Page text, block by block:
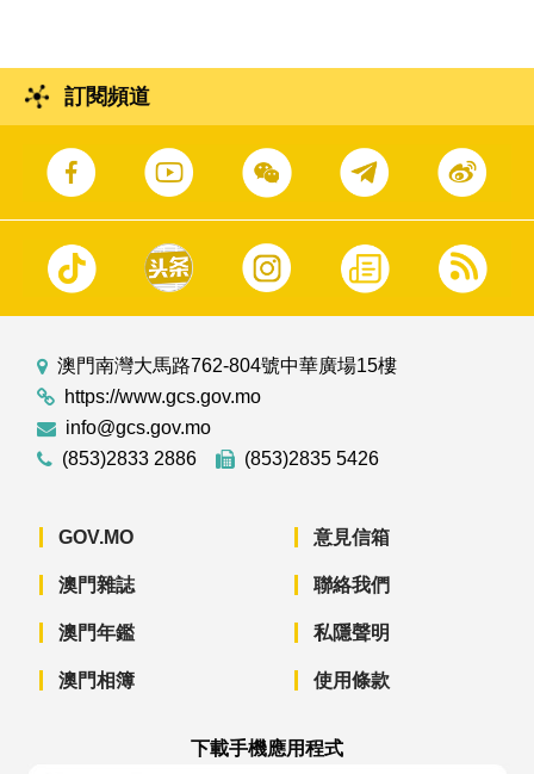
訂閱頻道
澳門南灣大馬路762-804號中華廣場15樓
https://www.gcs.gov.mo
info@gcs.gov.mo
(853)2833 2886
(853)2835 5426
GOV.MO
澳門雜誌
澳門年鑑
澳門相簿
意見信箱
聯絡我們
私隱聲明
使用條款
下載手機應用程式